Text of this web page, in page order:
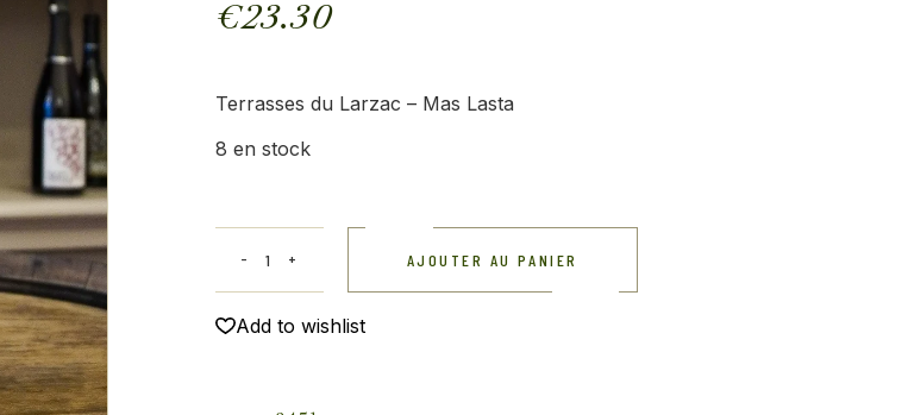
€23.30
Terrasses du Larzac – Mas Lasta
8 en stock
AJOUTER AU PANIER
Add to wishlist